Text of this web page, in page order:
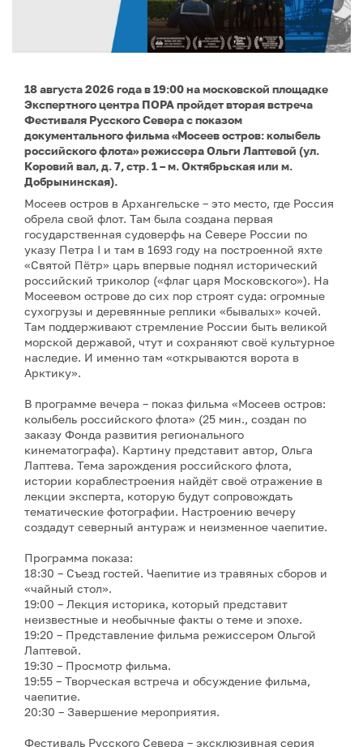
18 августа 2026 года в 19:00 на московской площадке
Экспертного центра ПОРА пройдет вторая встреча
Фестиваля Русского Севера с показом
документального фильма «Мосеев остров: колыбель
российского флота» режиссера Ольги Лаптевой (ул.
Коровий вал, д. 7, стр. 1 – м. Октябрьская или м.
Добрынинская).
Мосеев остров в Архангельске – это место, где Россия
обрела свой флот. Там была создана первая
государственная судоверфь на Севере России по
указу Петра I и там в 1693 году на построенной яхте
«Святой Пётр» царь впервые поднял исторический
российский триколор («флаг царя Московского»). На
Мосеевом острове до сих пор строят суда: огромные
сухогрузы и деревянные реплики «бывалых» кочей.
Там поддерживают стремление России быть великой
морской державой, чтут и сохраняют своё культурное
наследие. И именно там «открываются ворота в
Арктику».
В программе вечера – показ фильма «Мосеев остров:
колыбель российского флота» (25 мин., создан по
заказу Фонда развития регионального
кинематографа). Картину представит автор, Ольга
Лаптева. Тема зарождения российского флота,
истории кораблестроения найдёт своё отражение в
лекции эксперта, которую будут сопровождать
тематические фотографии. Настроению вечеру
создадут северный антураж и неизменное чаепитие.
Программа показа:
18:30 – Съезд гостей. Чаепитие из травяных сборов и
«чайный стол».
19:00 – Лекция историка, который представит
неизвестные и необычные факты о теме и эпохе.
19:20 – Представление фильма режиссером Ольгой
Лаптевой.
19:30 – Просмотр фильма.
19:55 – Творческая встреча и обсуждение фильма,
чаепитие.
20:30 – Завершение мероприятия.
Фестиваль Русского Севера – эксклюзивная серия